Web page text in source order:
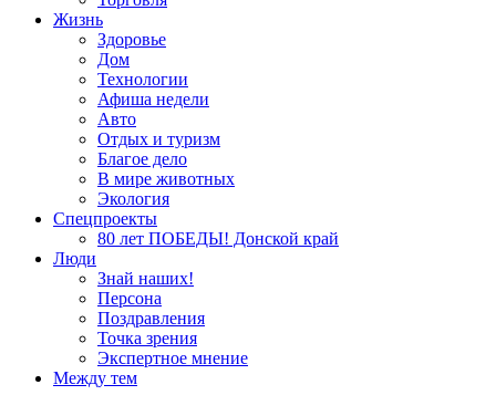
Жизнь
Здоровье
Дом
Технологии
Афиша недели
Авто
Отдых и туризм
Благое дело
В мире животных
Экология
Спецпроекты
80 лет ПОБЕДЫ! Донской край
Люди
Знай наших!
Персона
Поздравления
Точка зрения
Экспертное мнение
Между тем